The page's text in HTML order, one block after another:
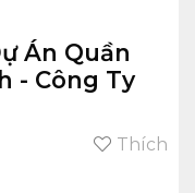
Án Quần
- Công Ty
Thích